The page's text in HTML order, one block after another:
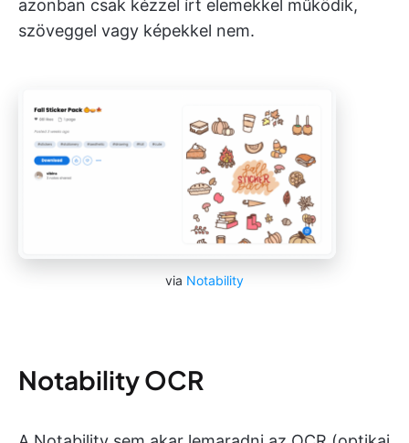
azonban csak kézzel írt elemekkel működik,
szöveggel vagy képekkel nem.
via Notability
Notability OCR